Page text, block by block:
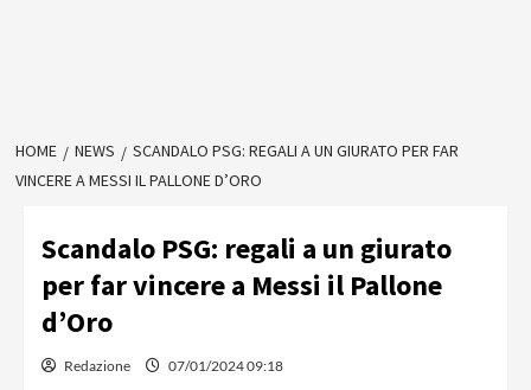
HOME NEWS
SCANDALO PSG: REGALI A UN GIURATO PER FAR
VINCERE A MESSI IL PALLONE D’ORO
Scandalo PSG: regali a un giurato
per far vincere a Messi il Pallone
d’Oro
Redazione 07/01/2024 09:18